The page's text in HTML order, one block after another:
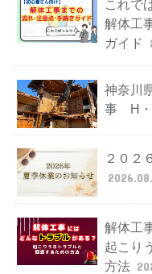
これで
解体工
ガイド
神奈川
事 H・
２０２
解体工
起こり
方法